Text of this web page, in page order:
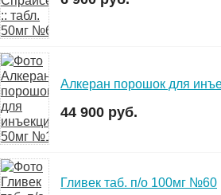
Алкеран порошок для
44 900 руб.
Гливек таб. п/о 100мг №60